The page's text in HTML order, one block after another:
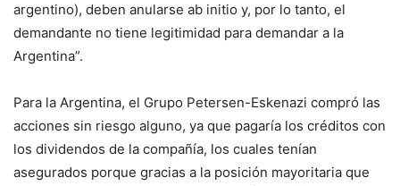
argentino), deben anularse ab initio y, por lo tanto, el
demandante no tiene legitimidad para demandar a la
Argentina”.
Para la Argentina, el Grupo Petersen-Eskenazi compró las
acciones sin riesgo alguno, ya que pagaría los créditos con
los dividendos de la compañía, los cuales tenían
asegurados porque gracias a la posición mayoritaria que